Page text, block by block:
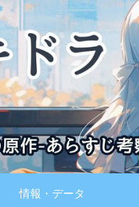
情報・データ